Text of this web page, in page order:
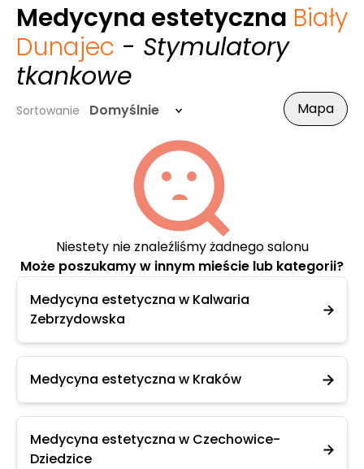
Medycyna estetyczna Biały
Dunajec - Stymulatory
tkankowe
Sortowanie Domyślnie Mapa
Niestety nie znaleźliśmy żadnego salonu
Może poszukamy w innym mieście lub kategorii?
Medycyna estetyczna w Kalwaria
Zebrzydowska
Medycyna estetyczna w Kraków
Medycyna estetyczna w Czechowice-
Dziedzice